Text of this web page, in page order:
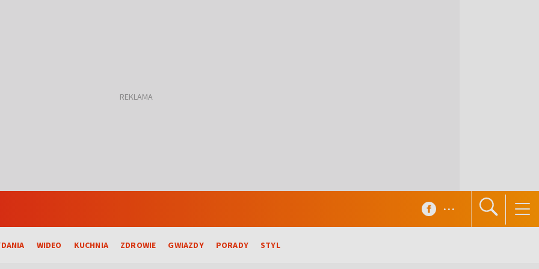
WIDEO KUCHNIA ZDROWIE GWIAZDY PORADY STYL
...